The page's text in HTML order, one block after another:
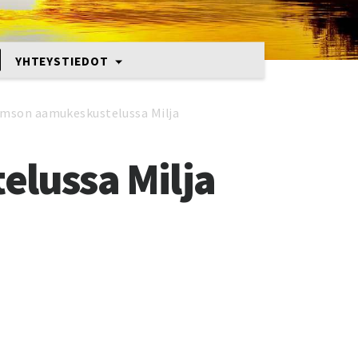
YHTEYSTIEDOT
aamukeskustelussa Milja
Milja